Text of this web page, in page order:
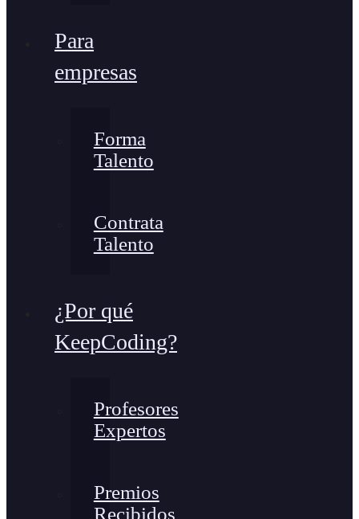
Para
empresas
Forma
Talento
Contrata
Talento
¿Por qué
KeepCoding?
Profesores
Expertos
Premios
Recibidos